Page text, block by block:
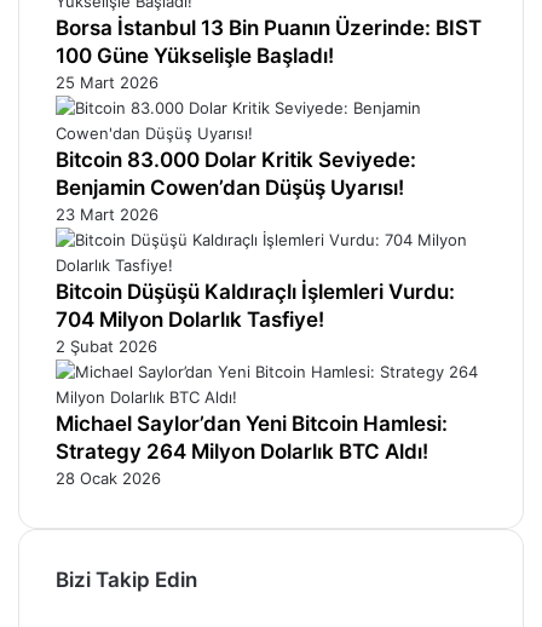
Borsa İstanbul 13 Bin Puanın Üzerinde: BIST
100 Güne Yükselişle Başladı!
25 Mart 2026
Bitcoin 83.000 Dolar Kritik Seviyede:
Benjamin Cowen’dan Düşüş Uyarısı!
23 Mart 2026
Bitcoin Düşüşü Kaldıraçlı İşlemleri Vurdu:
704 Milyon Dolarlık Tasfiye!
2 Şubat 2026
Michael Saylor’dan Yeni Bitcoin Hamlesi:
Strategy 264 Milyon Dolarlık BTC Aldı!
28 Ocak 2026
Bizi Takip Edin